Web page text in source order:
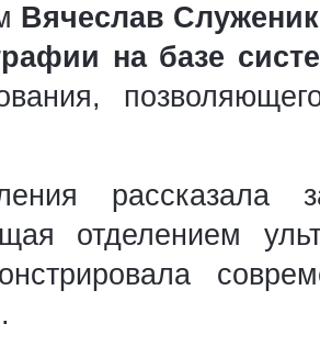
Вячеслав
на базе
рассказала
отделением